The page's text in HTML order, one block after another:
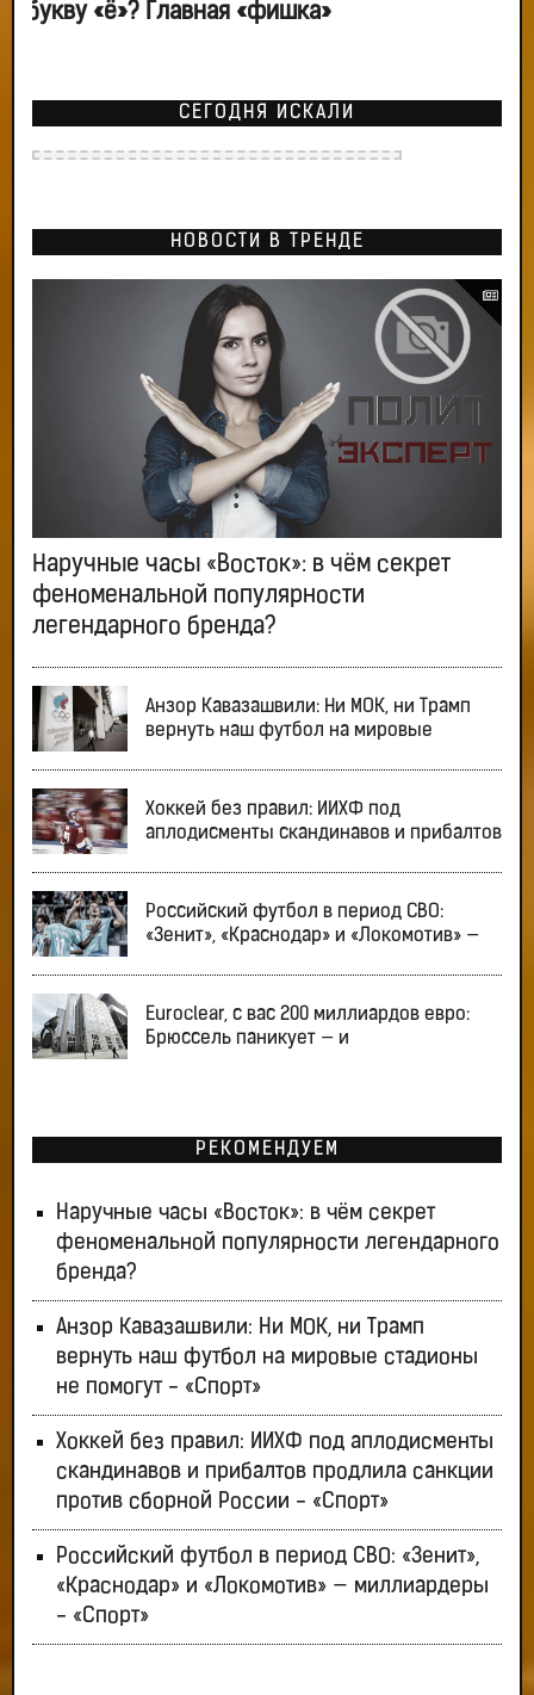
букву «ё»? Главная «фишка»
СЕГОДНЯ ИСКАЛИ
НОВОСТИ В ТРЕНДЕ
Наручные часы «Восток»: в чём секрет
феноменальной популярности
легендарного бренда?
Анзор Кавазашвили: Ни МОК, ни Трамп
вернуть наш футбол на мировые
Хоккей без правил: ИИХФ под
аплодисменты скандинавов и прибалтов
Российский футбол в период СВО:
«Зенит», «Краснодар» и «Локомотив» —
Euroclear, с вас 200 миллиардов евро:
Брюссель паникует — и
РЕКОМЕНДУЕМ
Наручные часы «Восток»: в чём секрет
феноменальной популярности легендарного
бренда?
Анзор Кавазашвили: Ни МОК, ни Трамп
вернуть наш футбол на мировые стадионы
не помогут - «Спорт»
Хоккей без правил: ИИХФ под аплодисменты
скандинавов и прибалтов продлила санкции
против сборной России - «Спорт»
Российский футбол в период СВО: «Зенит»,
«Краснодар» и «Локомотив» — миллиардеры
- «Спорт»